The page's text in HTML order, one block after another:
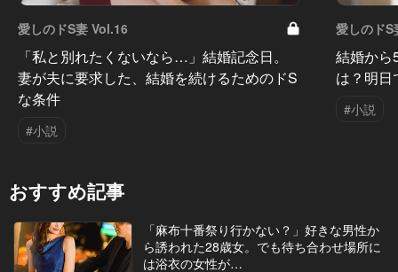
愛しのドS妻 Vol.16
「私と別れたくないなら…」結婚記念日。
妻が夫に要求した、結婚を続けるためのドS
な条件
#小説
愛しのド
結婚から
は？明
#小説
おすすめ記事
「麻布十番祭り行かない？」好きな男性か
ら誘われた28歳女。でも待ち合わせ場所に
は浴衣の女性が…